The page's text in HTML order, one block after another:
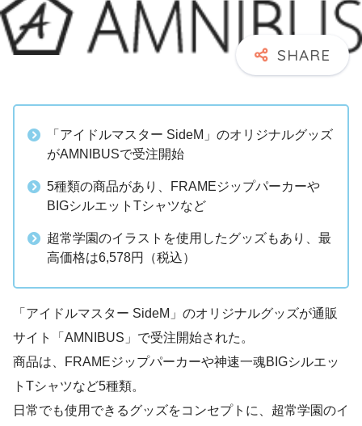
「アイドルマスター SideM」のオリジナルグッズ
がAMNIBUSで受注開始
5種類の商品があり、FRAMEジップパーカーや
BIGシルエットTシャツなど
超常学園のイラストを使用したグッズもあり、最
高価格は6,578円（税込）
「アイドルマスター SideM」のオリジナルグッズが通販
サイト「AMNIBUS」で受注開始された。
商品は、FRAMEジップパーカーや神速一魂BIGシルエッ
トTシャツなど5種類。
日常でも使用できるグッズをコンセプトに、超常学園のイ